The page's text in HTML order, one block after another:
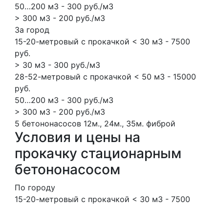
50…200 м3 - 300 руб./м3
> 300 м3 - 200 руб./м3
За город
15-20-метровый с прокачкой < 30 м3 - 7500
руб.
> 30 м3 - 300 руб./м3
28-52-метровый с прокачкой < 50 м3 - 15000
руб.
50…200 м3 - 300 руб./м3
> 300 м3 - 200 руб./м3
5 бетононасосов 12м., 24м., 35м. фиброй
Условия и цены на
прокачку стационарным
бетононасосом
По городу
15-20-метровый с прокачкой < 30 м3 - 7500